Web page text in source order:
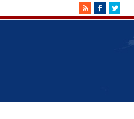
RSSFacebookTwitter